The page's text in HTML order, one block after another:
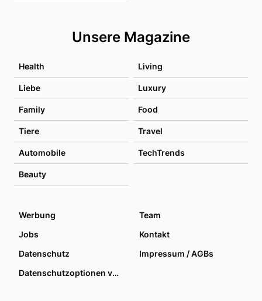
Unsere Magazine
Health Living
Liebe Luxury
Family Food
Tiere Travel
Automobile TechTrends
Beauty
Werbung
Team
Jobs
Kontakt
Datenschutz
Impressum / AGBs
Datenschutzoptionen verwalten